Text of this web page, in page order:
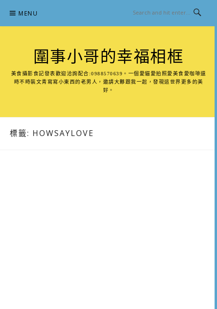
content
MENU
圍事小哥的幸福相框
美食攝影食記發表歡迎洽詢配合:0988570639。一個愛貓愛拍照愛美食愛咖啡還
時不時裝文青寫寫小東西的老男人，邀請大夥跟我一起，發現這世界更多的美
好。
標籤: HOWSAYLOVE